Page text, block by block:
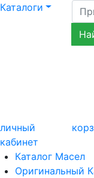
Каталоги
личный
кабинет
Каталог Масел
Оригинальный